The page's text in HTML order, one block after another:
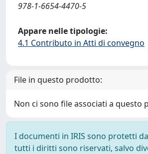
978-1-6654-4470-5
Appare nelle tipologie:
4.1 Contributo in Atti di convegno
File in questo prodotto:
Non ci sono file associati a questo
I documenti in IRIS sono protetti
tutti i diritti sono riservati, salvo